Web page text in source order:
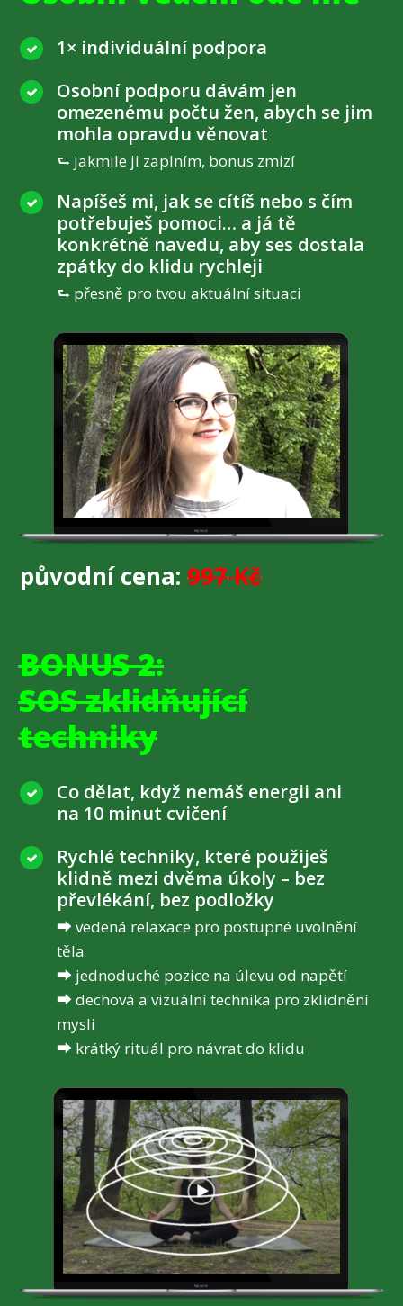
1× individuální podpora
Osobní podporu dávám jen
omezenému počtu žen, abych se jim
mohla opravdu věnovat
⮑ jakmile ji zaplním, bonus zmizí
Napíšeš mi, jak se cítíš nebo s čím
potřebuješ pomoci… a já tě
konkrétně navedu, aby ses dostala
zpátky do klidu rychleji
⮑ přesně pro tvou aktuální situaci
původní cena:997Kč
BONUS 2:
SOS zklidňující
techniky
Co dělat, když nemáš energii ani
na 10 minut cvičení
Rychlé techniky, které použiješ
klidně mezi dvěma úkoly – bez
převlékání, bez podložky
⮕ vedená relaxace pro postupné uvolnění
těla
⮕ jednoduché pozice na úlevu od napětí
⮕ dechová a vizuální technika pro zklidnění
mysli
⮕ krátký rituál pro návrat do klidu